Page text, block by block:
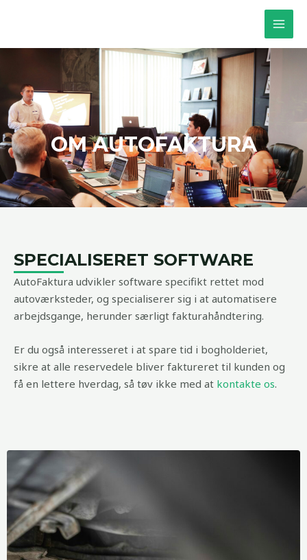
OM AUTOFAKTURA
SPECIALISERET SOFTWARE
AutoFaktura udvikler software specifikt rettet mod
autoværksteder, og specialiserer sig i at automatisere
arbejdsgange, herunder særligt fakturahåndtering.
Er du også interesseret i at spare tid i bogholderiet,
sikre at alle reservedele bliver faktureret til kunden og
få en lettere hverdag, så tøv ikke med at kontakte os.